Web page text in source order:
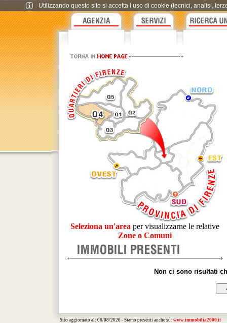
Seleziona un'area per visualizzarne le relative
Zone o Comuni
Non ci sono risultati
Sito aggiornato al: 06/08/2026 - Siamo presenti anche su: www.immobilia2000.it
Utilizzando questo sito si accetta l uso di cookie (tecnici, analisi,